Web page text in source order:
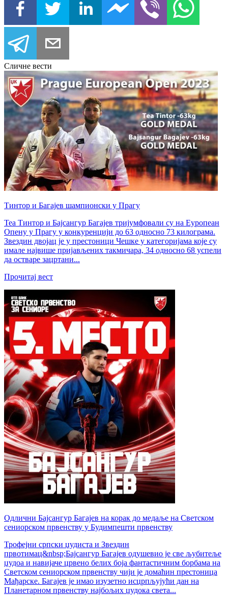
Сличне вести
Тинтор и Багајев шампионски у Прагу
Теа Тинтор и Бајсангур Багајев тријумфовали су на Еуропеан
Опену у Прагу у конкуренцији до 63 односно 73 килограма.
Звездин двојац је у престоници Чешке у категоријама које су
имале највише пријављених такмичара, 34 односно 68 успели
да остваре зацртани...
Прочитај вест
Одлични Бајсангур Багајев на корак до медаље на Светском
сениорском првенству у Будимпешти првенству
Трофејни српски џудиста и Звездин
првотимац&nbsp;Бајсангур Багајев одушевио је све љубитеље
џудоа и навијаче црвено белих боја фантастичним борбама на
Светском сениорском првенству чији је домаћин престоница
Мађарске. Багајев је имао изузетно исцрпљујући дан на
Планетарном првенству најбољих џудока света...